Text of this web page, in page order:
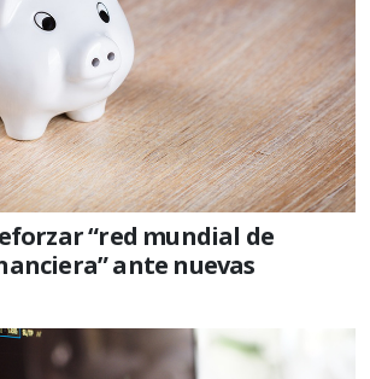
“red mundial de
ante nuevas